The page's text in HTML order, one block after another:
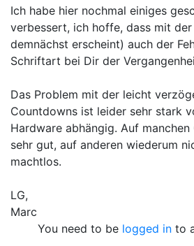
Ich habe hier nochmal einiges
verbessert, ich hoffe, dass mit
demnächst erscheint) auch der
Schriftart bei Dir der
Das Problem mit der leicht
Countdowns ist leider sehr stark
Hardware abhängig. Auf
sehr gut, auf anderen wiederum
machtlos.
LG,
Marc
You need to be logged into